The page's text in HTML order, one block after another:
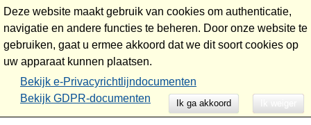
Stichting de Keilbout
Deze website maakt gebruik van cookies om authenticatie,
navigatie en andere functies te beheren. Door onze website te
gebruiken, gaat u ermee akkoord dat we dit soort cookies op
uw apparaat kunnen plaatsen.
Bekijk e-Privacyrichtlijndocumenten
Bekijk GDPR-documenten
Ik ga akkoord